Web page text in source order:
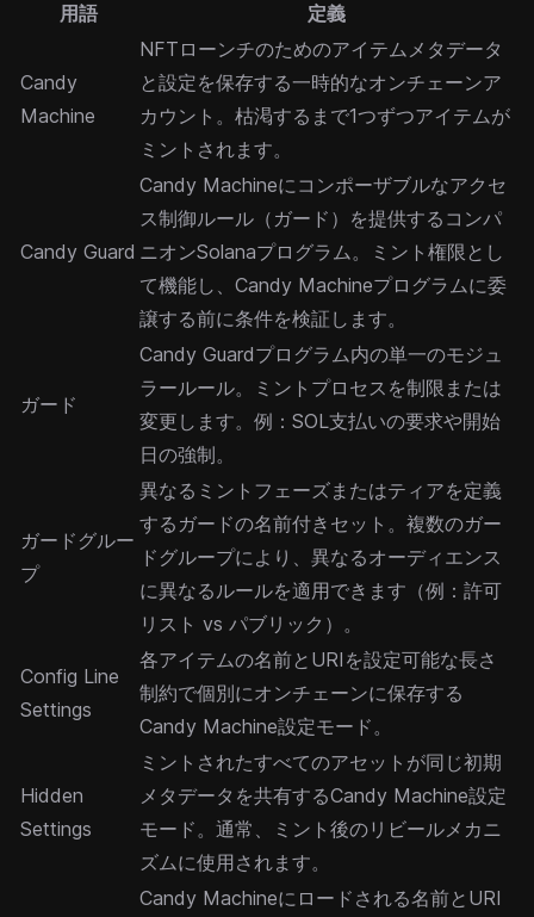
用語 定義
Candy
Machine
NFTローンチのためのアイテムメタデータ
と設定を保存する一時的なオンチェーンア
カウント。枯渇するまで1つずつアイテムが
ミントされます。
Candy Guard
Candy Machineにコンポーザブルなアクセ
ス制御ルール（ガード）を提供するコンパ
ニオンSolanaプログラム。ミント権限とし
て機能し、Candy Machineプログラムに委
譲する前に条件を検証します。
ガード
Candy Guardプログラム内の単一のモジュ
ラールール。ミントプロセスを制限または
変更します。例：SOL支払いの要求や開始
日の強制。
ガードグルー
プ
異なるミントフェーズまたはティアを定義
するガードの名前付きセット。複数のガー
ドグループにより、異なるオーディエンス
に異なるルールを適用できます（例：許可
リスト vs パブリック）。
Config Line
Settings
各アイテムの名前とURIを設定可能な長さ
制約で個別にオンチェーンに保存する
Candy Machine設定モード。
Hidden
Settings
ミントされたすべてのアセットが同じ初期
メタデータを共有するCandy Machine設定
モード。通常、ミント後のリビールメカニ
ズムに使用されます。
Candy Machineにロードされる名前とURI